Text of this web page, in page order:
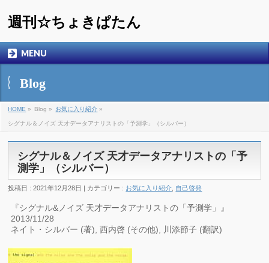
週刊☆ちょきぱたん
MENU
Blog
HOME » Blog » お気に入り紹介 »
シグナル＆ノイズ 天才データアナリストの「予測学」（シルバー）
シグナル＆ノイズ 天才データアナリストの「予
測学」（シルバー）
投稿日 : 2021年12月28日 | カテゴリー : お気に入り紹介 自己啓発
『シグナル&ノイズ 天才データアナリストの「予測学」』
2013/11/28
ネイト・シルバー (著), 西内啓 (その他), 川添節子 (翻訳)